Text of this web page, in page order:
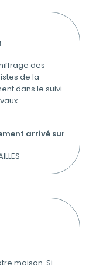
des
de la
dans le suivi
arrivé sur
maison. Si